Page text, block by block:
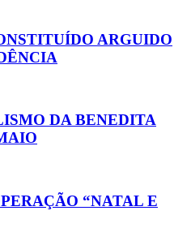
ARGUIDO
DA BENEDITA
“NATAL E